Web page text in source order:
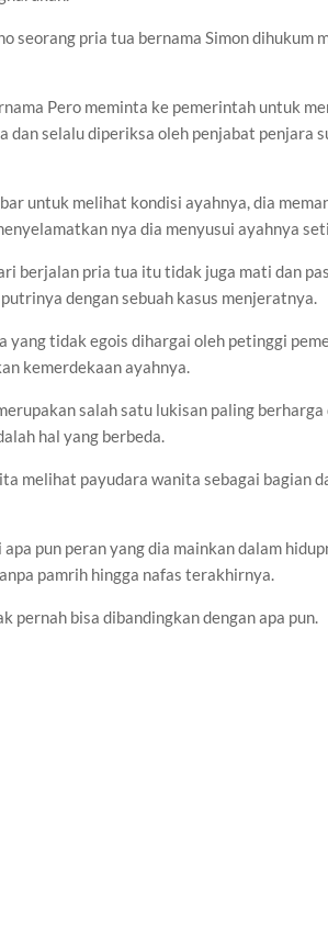
seorang pria tua bernama Simon dihukum
Pero meminta ke pemerintah untuk
dan selalu diperiksa oleh penjabat penjara
untuk melihat kondisi ayahnya, dia
nya dia menyusui ayahnya
berjalan pria tua itu tidak juga mati dan
dengan sebuah kasus menjeratnya.
yang tidak egois dihargai oleh petinggi
kemerdekaan ayahnya.
salah satu lukisan paling
hal yang berbeda.
melihat payudara wanita sebagai bagian
pun peran yang dia mainkan dalam
pamrih hingga nafas terakhirnya.
pernah bisa dibandingkan dengan apa pun.